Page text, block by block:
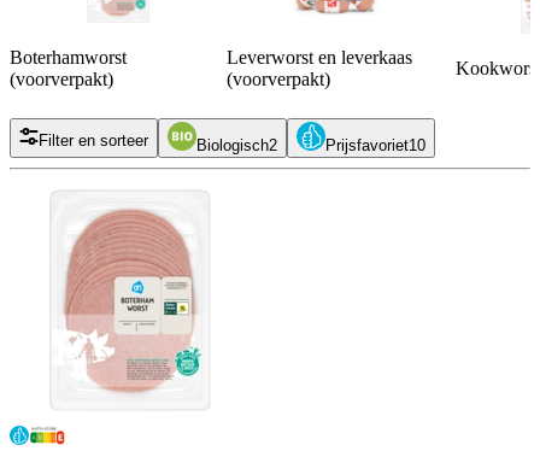
Boterhamworst
(voorverpakt)
Leverworst en leverkaas
(voorverpakt)
Filter en sorteer Biologisch2 Prijsfavoriet10